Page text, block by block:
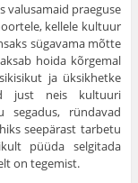
valusamaid prae­guse
kellele kul­tuur
sügavama mõtte
hoida kõrgemal
ja üksikhetke
just neis kultuuri
segadus, ründavad
seepärast tarbetu
püüda selgitada
on tegemist.